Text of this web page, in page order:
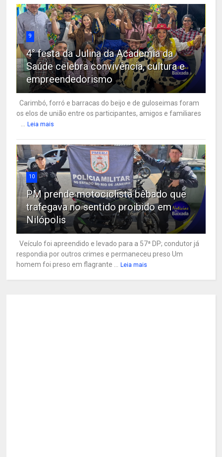
9
4° festa da Julina da Academia da
Saúde celebra convivência, cultura e
empreendedorismo
Carimbó, forró e barracas do beijo e de guloseimas foram
os elos de união entre os participantes, amigos e familiares
Leia mais
10
PM prende motociclista bêbado que
trafegava no sentido proibido em
Nilópolis
Veículo foi apreendido e levado para a 57ª DP; condutor já
respondia por outros crimes e permaneceu preso Um
homem foi preso em flagrante ...
Leia mais